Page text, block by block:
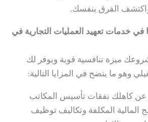
في خدمات تعهيد العمليات التجارية في
ميزة تنافسية قوية ويوفر لك
وهو ما يتضح في المزايا التالية:
عن كاهلك نفقات تأسيس المكاتب
المالية المكلفة وتكاليف توظيف